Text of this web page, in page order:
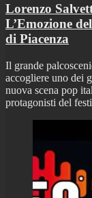
Lorenzo
L’Emozione
di Piacenza
Il grande
accogliere uno dei
nuova scena pop
protagonisti del